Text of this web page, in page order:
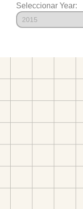
Seleccionar Year: